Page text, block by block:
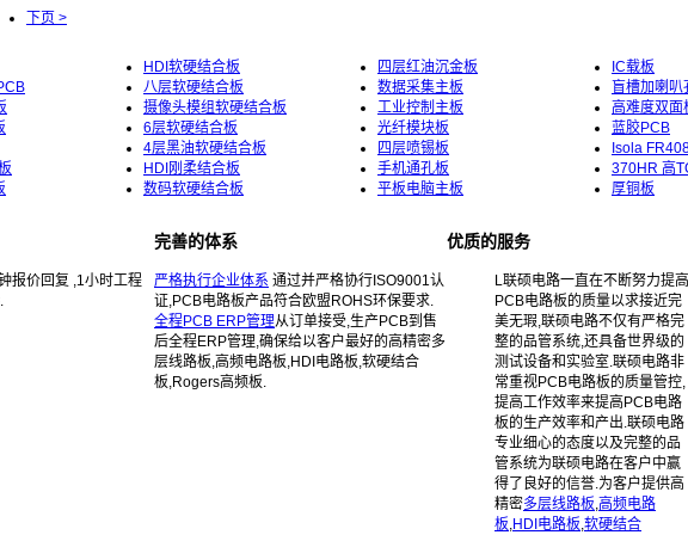
下页 >
HDI软硬结合板
八层软硬结合板
摄像头模组软硬结合板
6层软硬结合板
4层黑油软硬结合板
HDI刚柔结合板
数码软硬结合板
四层红油沉金板
数据采集主板
工业控制主板
光纤模块板
四层喷锡板
手机通孔板
平板电脑主板
IC载板
盲槽加喇叭
高难度双面
蓝胶PCB
Isola
370HR 高
厚铜板
报价回复 ,1小时工程
完善的体系
严格执行企业体系 通过并严格协行ISO9001认
证,PCB电路板产品符合欧盟ROHS环保要求.
全程PCB ERP管理从订单接受,生产PCB到售
后全程ERP管理,确保给以客户最好的高精密多
层线路板,高频电路板,HDI电路板,软硬结合
板,Rogers高频板.
优质的服务
L联硕电路一直在不断努力提高
PCB电路板的质量以求接近完
美无瑕,联硕电路不仅有严格完
整的品管系统,还具备世界级的
测试设备和实验室.联硕电路非
常重视PCB电路板的质量管控,
提高工作效率来提高PCB电路
板的生产效率和产出.联硕电路
专业细心的态度以及完整的品
管系统为联硕电路在客户中赢
得了良好的信誉.为客户提供高
精密多层线路板,高频电路
板,HDI电路板,软硬结合